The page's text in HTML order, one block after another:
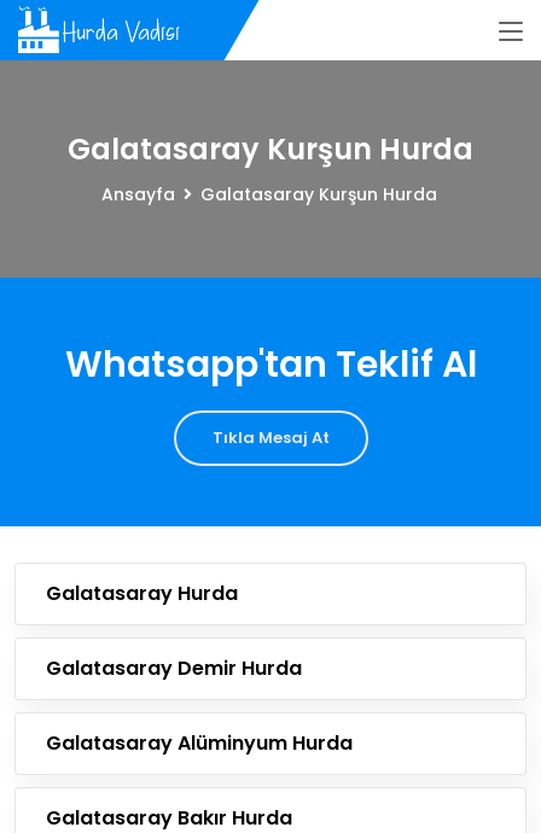
Galatasaray Kurşun Hurda
Ansayfa Galatasaray Kurşun Hurda
Whatsapp'tan Teklif Al
Tıkla Mesaj At
Galatasaray Hurda
Galatasaray Demir Hurda
Galatasaray Alüminyum Hurda
Galatasaray Bakır Hurda